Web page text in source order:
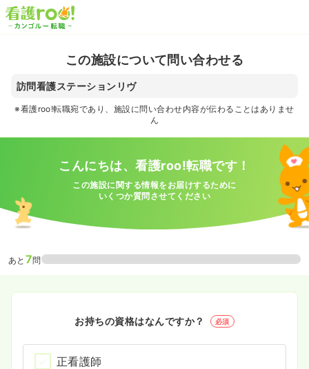
この施設について問い合わせる
訪問看護ステーションリヴ
※看護roo!転職宛であり、施設に問い合わせ内容が伝わることはありませ
ん
こんにちは、看護roo!転職です！
この施設に関する情報をお届けするために
いくつか質問させてください
あと 7問
お持ちの資格はなんですか？ 必須
正看護師